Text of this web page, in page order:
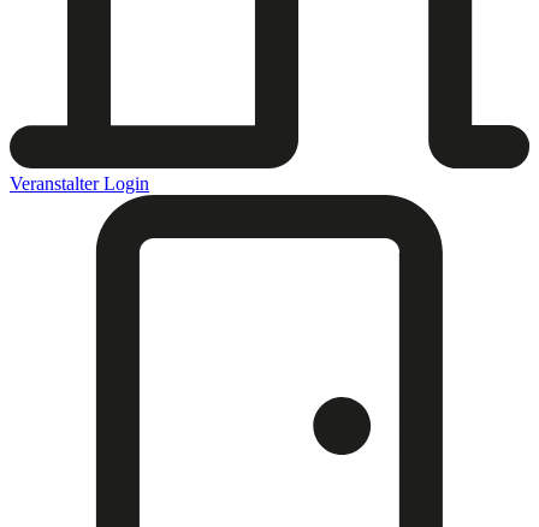
Veranstalter Login